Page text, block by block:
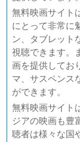
無料映画サイト
にとって非常に
ン、タブレット
視聴できます。
画を提供してお
マ、サスペンス
ができます。
無料映画サイト
ジアの映画も豊
聴者は様々な国